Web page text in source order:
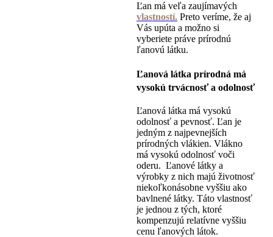
Ľan má veľa zaujímavých
vlastností. Preto veríme, že aj
Vás upúta a možno si
vyberiete práve prírodnú
ľanovú látku.
Ľanová látka prírodná má
vysokú trvácnosť a odolnosť
Ľanová látka má vysokú
odolnosť a pevnosť. Ľan je
jedným z najpevnejších
prírodných vlákien. Vlákno
má vysokú odolnosť voči
oderu. Ľanové látky a
výrobky z nich majú životnosť
niekoľkonásobne vyššiu ako
bavlnené látky. Táto vlastnosť
je jednou z tých, ktoré
kompenzujú relatívne vyššiu
cenu ľanových látok.